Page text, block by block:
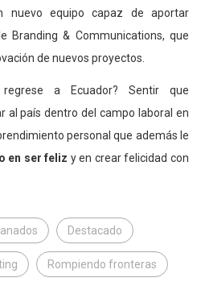
nuevo equipo capaz de aportar
Branding & Communications, que
de nuevos proyectos.
a Ecuador? Sentir que
al país dentro del campo laboral en
personal que además le
en ser feliz y en crear felicidad con
Destacado
Rompiendo fronteras